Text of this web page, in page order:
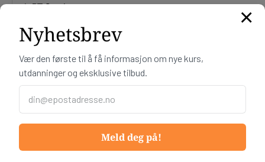
IoPT Seminar
IoPT Intensiv
Helgekurs – 2 dager med selv-møter
Online eller fysisk
Online eller fysisk
×
Nyhetsbrev
Vær den første til å få informasjon om nye kurs,
utdanninger og eksklusive tilbud.
Meld deg på!